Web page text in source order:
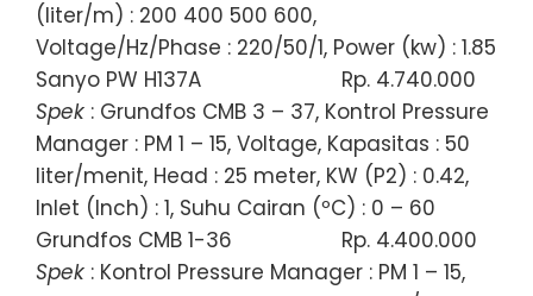
(liter/m) : 200 400 500 600,
Voltage/Hz/Phase : 220/50/1, Power (kw) : 1.85
Sanyo PW H137A
Rp. 4.740.000
Spek : Grundfos CMB 3 – 37, Kontrol Pressure
Manager : PM 1 – 15, Voltage, Kapasitas : 50
liter/menit, Head : 25 meter, KW (P2) : 0.42,
Inlet (Inch) : 1, Suhu Cairan (ºC) : 0 – 60
Grundfos CMB 1-36
Rp. 4.400.000
Spek : Kontrol Pressure Manager : PM 1 – 15,